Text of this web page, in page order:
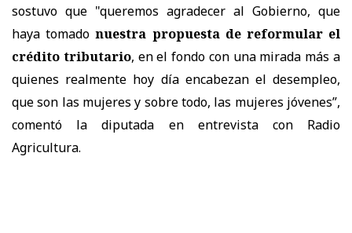
sostuvo que "queremos agradecer al Gobierno, que
haya tomadonuestra propuesta de reformular el
crédito tributario, en el fondo con una mirada más a
quienes realmente hoy día encabezan el desempleo,
que son las mujeres y sobre todo, las mujeres jóvenes”,
comentó la diputada en entrevista con Radio
Agricultura.